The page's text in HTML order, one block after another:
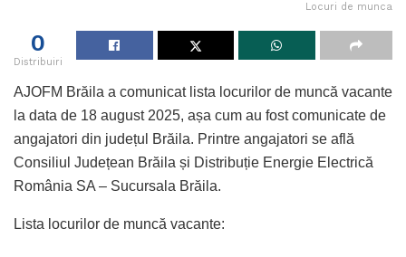
Locuri de munca
0
Distribuiri
AJOFM Brăila a comunicat lista locurilor de muncă vacante
la data de 18 august 2025, așa cum au fost comunicate de
angajatori din județul Brăila. Printre angajatori se află
Consiliul Județean Brăila și Distribuție Energie Electrică
România SA – Sucursala Brăila.
Lista locurilor de muncă vacante: